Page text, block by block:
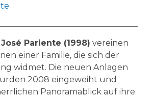
Pariente (1998) vereinen
einer Familie, die sich der
widmet. Die neuen Anlagen
2008 eingeweiht und
Panoramablick auf ihre